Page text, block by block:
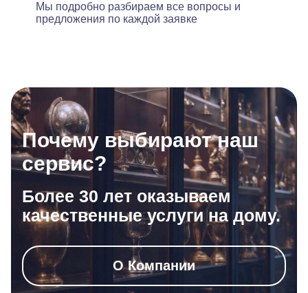
Мы подробно разбираем все вопросы и
предложения по каждой заявке
Почему выбирают наш
сервис?
Более 30 лет оказываем
качественные услуги на дому.
О Компании